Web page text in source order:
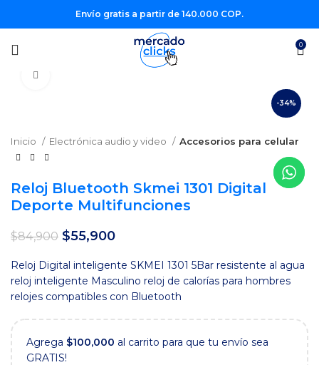
Envío gratis a partir de 140.000 COP.
0
-34%
Inicio Electrónica audio y video Accesorios para celular
Reloj Bluetooth Skmei 1301 Digital
Deporte Multifunciones
$84,900 El
original
era:
$84,900.
$55,900El
actual
es:
$55,900.
Reloj Digital inteligente SKMEI 1301 5Bar resistente al agua
reloj inteligente Masculino reloj de calorías para hombres
relojes compatibles con Bluetooth
Agrega $100,000 al carrito para que tu envío sea
GRATIS!